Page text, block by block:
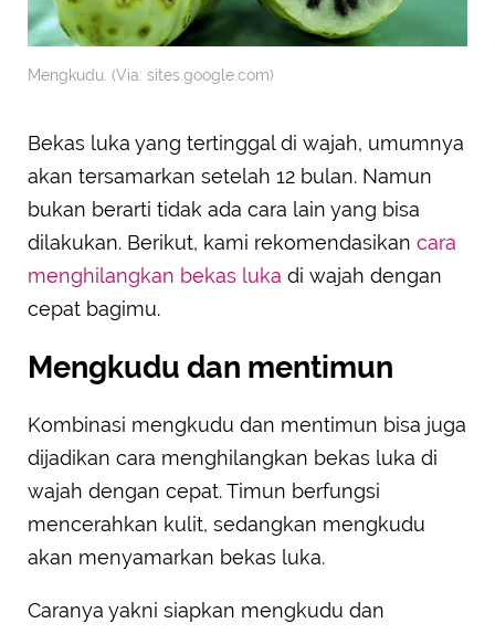
Mengkudu. (Via: sites.google.com)
Bekas luka yang tertinggal di wajah, umumnya
akan tersamarkan setelah 12 bulan. Namun
bukan berarti tidak ada cara lain yang bisa
dilakukan. Berikut, kami rekomendasikan cara
menghilangkan bekas luka di wajah dengan
cepat bagimu.
Mengkudu dan mentimun
Kombinasi mengkudu dan mentimun bisa juga
dijadikan cara menghilangkan bekas luka di
wajah dengan cepat. Timun berfungsi
mencerahkan kulit, sedangkan mengkudu
akan menyamarkan bekas luka.
Caranya yakni siapkan mengkudu dan